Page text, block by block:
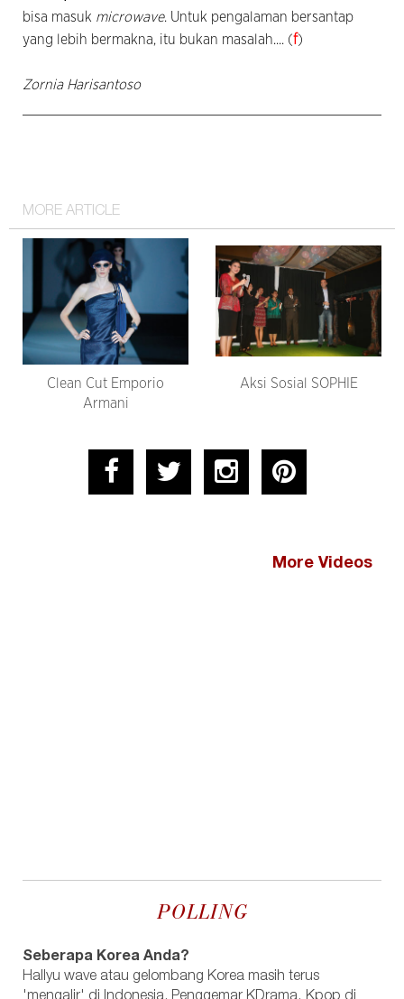
bisa masuk microwave. Untuk pengalaman bersantap
yang lebih bermakna, itu bukan masalah.... (f)
Zornia Harisantoso
MORE ARTICLE
Clean Cut Emporio
Armani
Aksi Sosial SOPHIE
More Videos
POLLING
Seberapa Korea Anda?
Hallyu wave atau gelombang Korea masih terus